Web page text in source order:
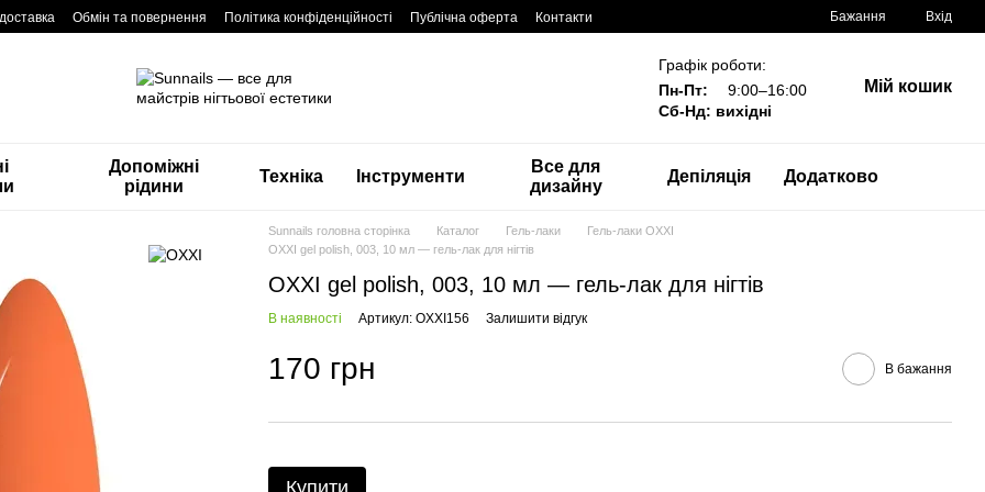
Обмін та повернення Політика конфіденційності Публічна оферта Контакти Бажання Вхід
Графік роботи:
Пн-Пт:
9:00–16:00
Сб-Нд: вихідні
Мій кошик
Допоміжні
рідини
Техніка Інструменти
Все для
дизайну
Депіляція Додатково
Sunnails головна сторінка Каталог Гель-лаки
Гель-лаки OXXI
OXXI gel polish, 003, 10 мл — гель-лак для нігтів
OXXI gel polish, 003, 10 мл — гель-лак для нігтів
В наявності Артикул: OXXI156 Залишити відгук
170 грн В бажання
Купити